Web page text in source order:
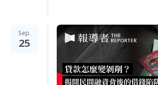
Sep.
25